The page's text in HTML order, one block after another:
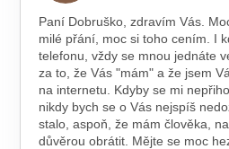
Paní Dobruško, zdravím Vás.
milé přání, moc si toho cením. I
telefonu, vždy se mnou jednáte
za to, že Vás "mám" a že jsem
na internetu. Kdyby se mi
nikdy bych se o Vás nejspíš
stalo, aspoň, že mám člověka,
důvěrou obrátit. Mějte se moc